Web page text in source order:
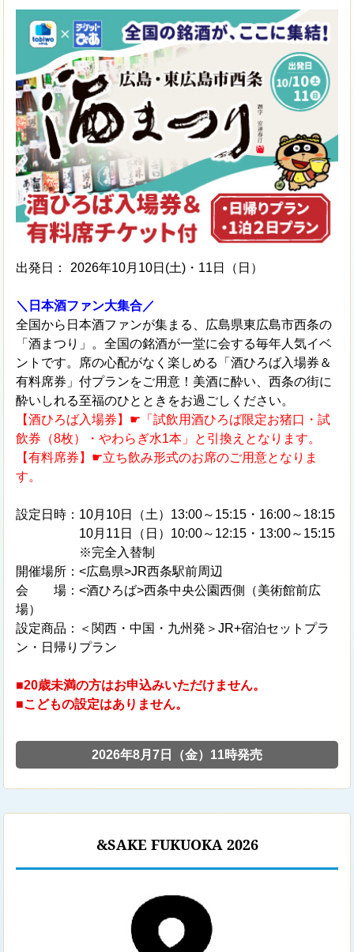
出発日： 2026年10月10日(土)・11日（日）
＼日本酒ファン大集合／
全国から日本酒ファンが集まる、広島県東広島市西条の
「酒まつり」。全国の銘酒が一堂に会する毎年人気イベ
ントです。席の心配がなく楽しめる「酒ひろば入場券＆
有料席券」付プランをご用意！美酒に酔い、西条の街に
酔いしれる至福のひとときをお過ごしください。
【酒ひろば入場券】☛「試飲用酒ひろば限定お猪口・試
飲券（8枚）・やわらぎ水1本」と引換えとなります。
【有料席券】☛立ち飲み形式のお席のご用意となりま
す。
設定日時：10月10日（土）13:00～15:15・16:00～18:15
10月11日（日）10:00～12:15・13:00～15:15
※完全入替制
開催場所：<広島県>JR西条駅前周辺
会 場：<酒ひろば>西条中央公園西側（美術館前広
場）
設定商品：＜関西・中国・九州発＞JR+宿泊セットプラ
ン・日帰りプラン
■20歳未満の方はお申込みいただけません。
■こどもの設定はありません。
2026年8月7日（金）11時発売
&SAKE FUKUOKA 2026